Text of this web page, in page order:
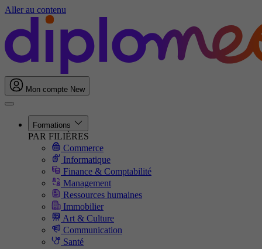
Aller au contenu
Mon compte New
Formations
PAR FILIÈRES
Commerce
Informatique
Finance & Comptabilité
Management
Ressources humaines
Immobilier
Art & Culture
Communication
Santé